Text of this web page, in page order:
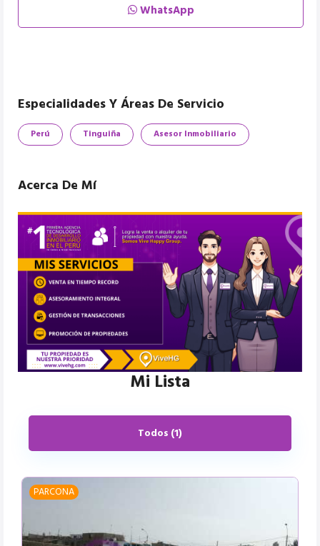
WhatsApp
Especialidades Y Áreas De Servicio
Perú Tinguiña Asesor Inmobiliario
Acerca De Mí
Mi Lista
Todos (1)
PARCONA